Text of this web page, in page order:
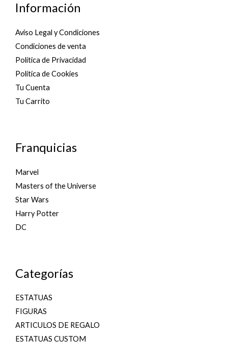
Información
Aviso Legal y Condiciones
Condiciones de venta
Política de Privacidad
Política de Cookies
Tu Cuenta
Tu Carrito
Franquicias
Marvel
Masters of the Universe
Star Wars
Harry Potter
DC
Categorías
ESTATUAS
FIGURAS
ARTICULOS DE REGALO
ESTATUAS CUSTOM